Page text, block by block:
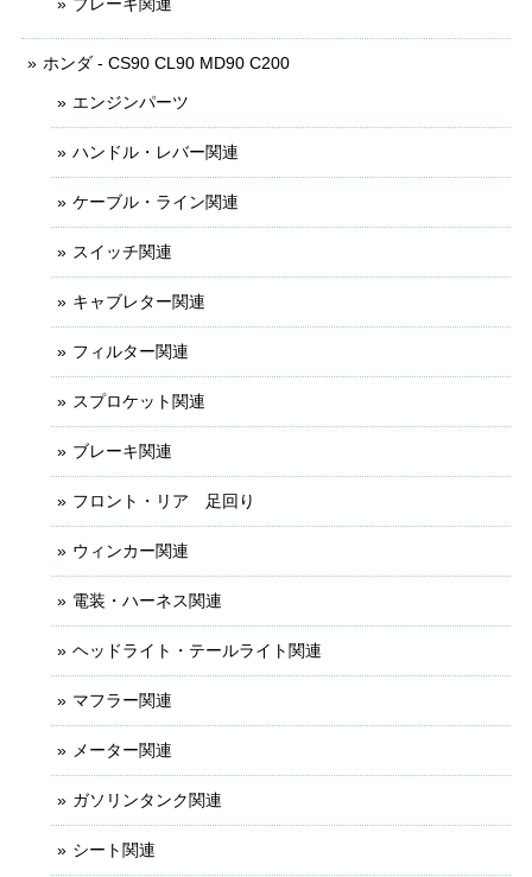
ホンダ - CS90 CL90 MD90 C200
エンジンパーツ
ハンドル・レバー関連
ケーブル・ライン関連
スイッチ関連
キャブレター関連
フィルター関連
スプロケット関連
ブレーキ関連
フロント・リア 足回り
ウィンカー関連
電装・ハーネス関連
ヘッドライト・テールライト関連
マフラー関連
メーター関連
ガソリンタンク関連
シート関連